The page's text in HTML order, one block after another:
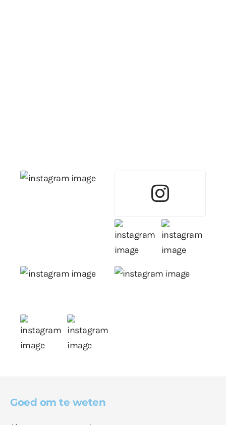
Goed om te weten